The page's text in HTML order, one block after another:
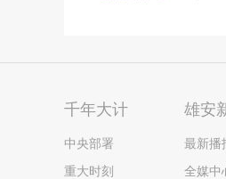
千年大计
中央部署
重大时刻
雄安
最新播
全媒中